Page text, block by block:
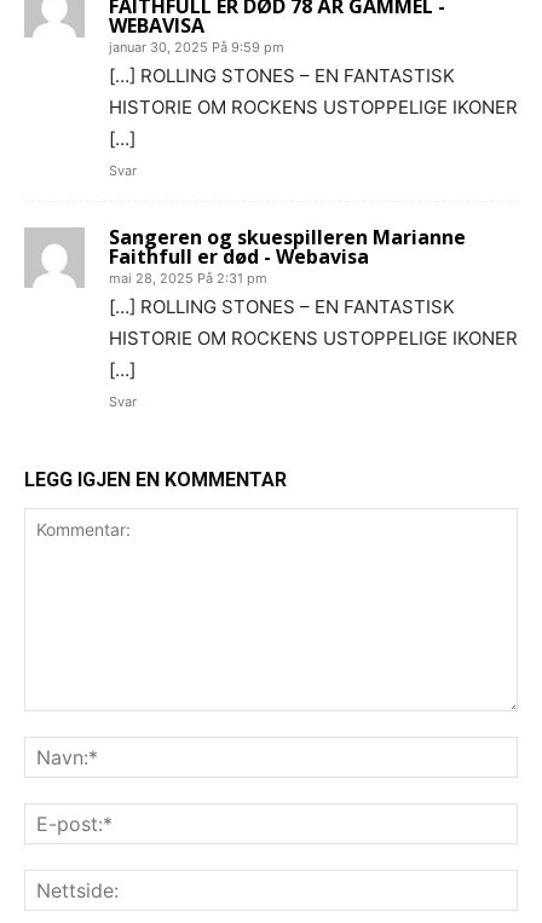
FAITHFULL ER DØD 78 ÅR GAMMEL -
WEBAVISA
januar 30, 2025 På 9:59 pm
[…] ROLLING STONES – EN FANTASTISK
HISTORIE OM ROCKENS USTOPPELIGE IKONER
[…]
Svar
Sangeren og skuespilleren Marianne
Faithfull er død - Webavisa
mai 28, 2025 På 2:31 pm
[…] ROLLING STONES – EN FANTASTISK
HISTORIE OM ROCKENS USTOPPELIGE IKONER
[…]
Svar
LEGG IGJEN EN KOMMENTAR